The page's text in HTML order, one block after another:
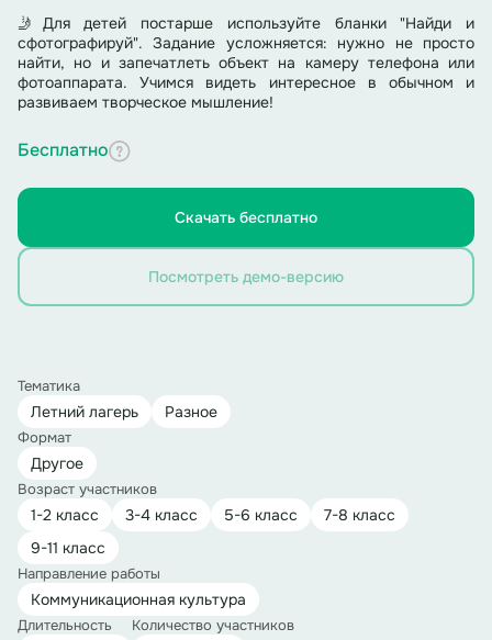
🤳Для детей постарше используйте бланки "Найди и
сфотографируй". Задание усложняется: нужно не просто
найти, но и запечатлеть объект на камеру телефона или
фотоаппарата. Учимся видеть интересное в обычном и
развиваем творческое мышление!
Бесплатно
Скачать бесплатно
Посмотреть демо-версию
Тематика
Летний лагерь Разное
Формат
Другое
Возраст участников
1-2 класс 3-4 класс 5-6 класс
7-8 класс
9-11 класс
Направление работы
Коммуникационная культура
Длительность Количество участников